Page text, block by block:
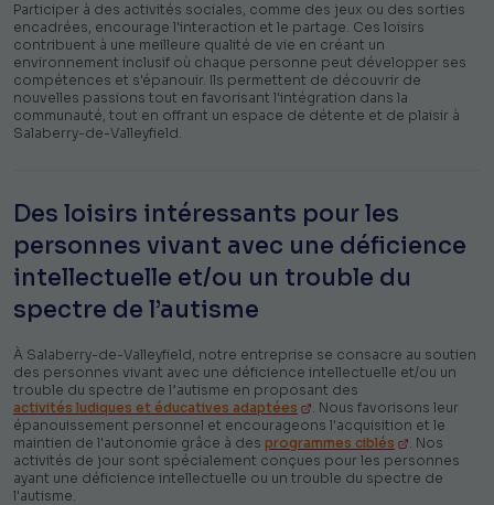
Participer à des activités sociales, comme des jeux ou des sorties
encadrées, encourage l'interaction et le partage. Ces loisirs
contribuent à une meilleure qualité de vie en créant un
environnement inclusif où chaque personne peut développer ses
compétences et s'épanouir. Ils permettent de découvrir de
nouvelles passions tout en favorisant l'intégration dans la
communauté, tout en offrant un espace de détente et de plaisir à
Salaberry-de-Valleyfield.
Des loisirs intéressants pour les
personnes vivant avec une déficience
intellectuelle et/ou un trouble du
spectre de l’autisme
À Salaberry-de-Valleyfield, notre entreprise se consacre au soutien
des personnes vivant avec une déficience intellectuelle et/ou un
trouble du spectre de l’autisme en proposant des
activités ludiques et éducatives adaptées
. Nous favorisons leur
épanouissement personnel et encourageons l'acquisition et le
maintien de l'autonomie grâce à des programmes ciblés
. Nos
activités de jour sont spécialement conçues pour les personnes
ayant une déficience intellectuelle ou un trouble du spectre de
l'autisme.